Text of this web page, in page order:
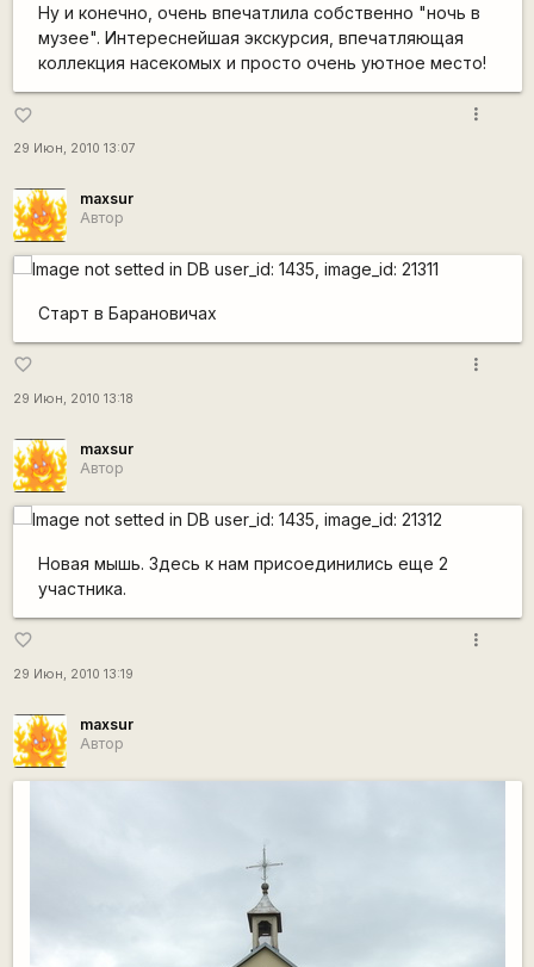
Ну и конечно, очень впечатлила собственно "ночь в
музее". Интереснейшая экскурсия, впечатляющая
коллекция насекомых и просто очень уютное место!
favorite_border
29 Июн, 2010 13:07
more_vert
maxsur
Автор
Старт в Барановичах
favorite_border
29 Июн, 2010 13:18
more_vert
maxsur
Автор
Новая мышь. Здесь к нам присоединились еще 2
участника.
favorite_border
29 Июн, 2010 13:19
more_vert
maxsur
Автор